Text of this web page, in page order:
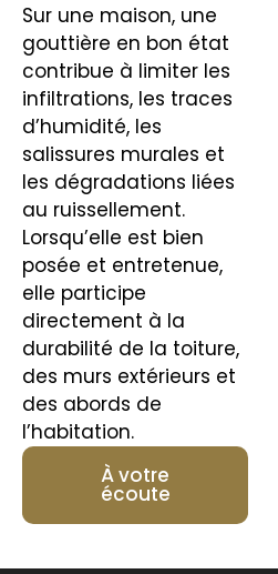
Sur une maison, une
gouttière en bon état
contribue à limiter les
infiltrations, les traces
d’humidité, les
salissures murales et
les dégradations liées
au ruissellement.
Lorsqu’elle est bien
posée et entretenue,
elle participe
directement à la
durabilité de la toiture,
des murs extérieurs et
des abords de
l’habitation.
À votre
écoute